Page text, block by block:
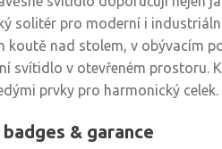
solitér pro moderní i
koutě nad stolem, v obývacím
svítidlo v otevřeném prostoru.
prvky pro harmonický celek.
& garance